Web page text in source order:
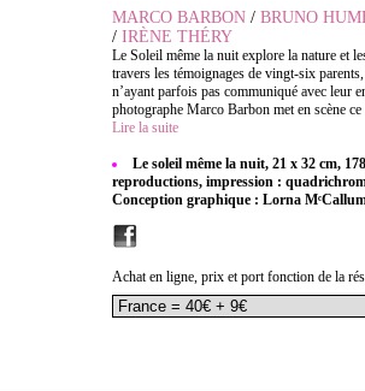
MARCO BARBON / BRUNO
/ IRÈNE THÉRY
Le Soleil même la nuit explore la nature et
travers les témoignages de vingt-six
n’ayant parfois pas communiqué avec leur
photographe Marco Barbon met en scène
Lire la suite
Le soleil même la nuit, 21 x 32 cm,
reproductions, impression :
Conception graphique : Lorna
Achat en ligne, prix et port fonction de la